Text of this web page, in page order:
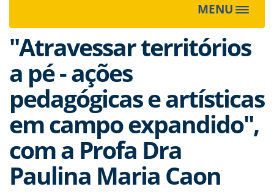
MENU
Toggle
"Atravessar territórios
a pé - ações
pedagógicas e artísticas
em campo expandido",
com a Profa Dra
Paulina Maria Caon